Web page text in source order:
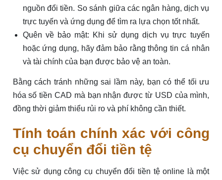
nguồn đổi tiền. So sánh giữa các ngân hàng, dịch vụ
trực tuyến và ứng dụng để tìm ra lựa chọn tốt nhất.
Quên về bảo mật: Khi sử dụng dịch vụ trực tuyến
hoặc ứng dụng, hãy đảm bảo rằng thông tin cá nhân
và tài chính của bạn được bảo vệ an toàn.
Bằng cách tránh những sai lầm này, bạn có thể tối ưu
hóa số tiền CAD mà bạn nhận được từ USD của mình,
đồng thời giảm thiểu rủi ro và phí không cần thiết.
Tính toán chính xác với công
cụ chuyển đổi tiền tệ
Việc sử dụng công cụ chuyển đổi tiền tệ online là một